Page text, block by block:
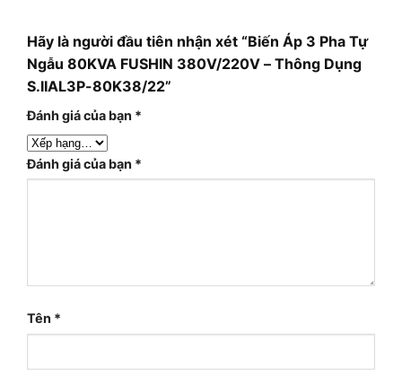
Hãy là người đầu tiên nhận xét “Biến Áp 3 Pha Tự
Ngẫu 80KVA FUSHIN 380V/220V – Thông Dụng
S.IIAL3P-80K38/22”
Đánh giá của bạn *
Đánh giá của bạn *
Tên *